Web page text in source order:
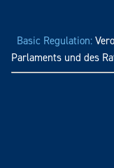
Basic Regulation:
Parlaments und des